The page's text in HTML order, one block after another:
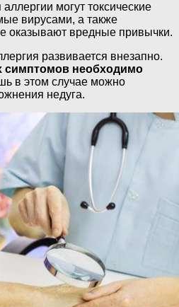
могут токсические
вирусами, а также
оказывают вредные привычки.
развивается внезапно.
симптомов необходимо
в этом случае можно
недуга.